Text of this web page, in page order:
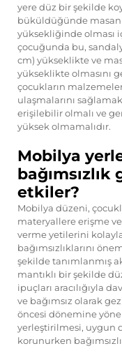
yere düz bir şekilde
büküldüğünde
yüksekliğinde olması
çocuğunda bu,
cm) yükseklikte ve
yükseklikte olmasını
çocukların
ulaşmalarını
erişilebilir olmalı ve
yüksek olmamalıdır.
Mobilya
etkiler?
Mobilya düzeni,
materyallere erişme
verme yetilerini
bağımsızlıklarını
şekilde tanımlanmış
mantıklı bir şekilde
ipuçları aracılığıyla
ve bağımsız olarak
öncesi dönemine
yerleştirilmesi, uygun
korunurken